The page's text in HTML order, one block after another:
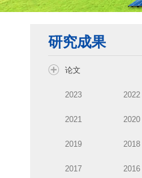
研究成果
论文
2023 2022
2021 2020
2019 2018
2017 2016